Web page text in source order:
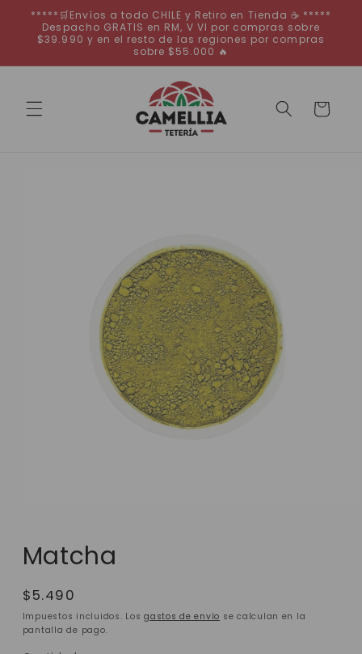
directamente
al contenido
*****🛒Envíos a todo CHILE y Retiro en Tienda ☕ *****
Despacho GRATIS en RM, V VI por compras sobre
$39.990 y en el resto de las regiones por compras
sobre $55.000 🔥
Carrito
Matcha
Precio
habitual
$5.490
Impuestos incluidos. Losgastos de envío se calculan en la
pantalla de pago.